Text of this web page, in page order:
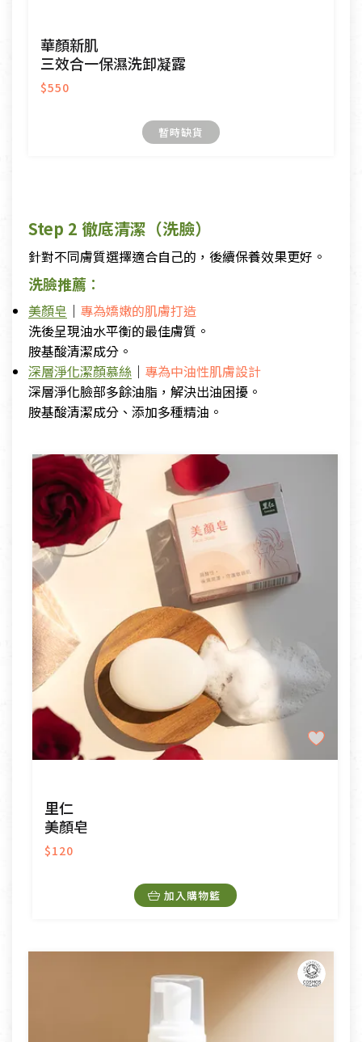
華顏新肌
三效合一保濕洗卸凝露
$550
暫時缺貨
Step 2 徹底清潔（洗臉）
針對不同膚質選擇適合自己的，後續保養效果更好。
洗臉推薦 ：
美顏皂 ｜ 專為嬌嫩的肌膚打造
洗後呈現油水平衡的最佳膚質。
胺基酸清潔成分。
深層淨化潔顏慕絲 ｜ 專為中油性肌膚設計
深層淨化臉部多餘油脂，解決出油困擾。
胺基酸清潔成分、添加多種精油。
里仁
美顏皂
$120
加入購物籃